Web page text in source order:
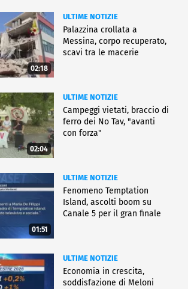
02:18
ULTIME NOTIZIE
Palazzina crollata a
Messina, corpo recuperato,
scavi tra le macerie
02:04
ULTIME NOTIZIE
Campeggi vietati, braccio di
ferro dei No Tav, "avanti
con forza"
01:51
ULTIME NOTIZIE
Fenomeno Temptation
Island, ascolti boom su
Canale 5 per il gran finale
ULTIME NOTIZIE
Economia in crescita,
soddisfazione di Meloni